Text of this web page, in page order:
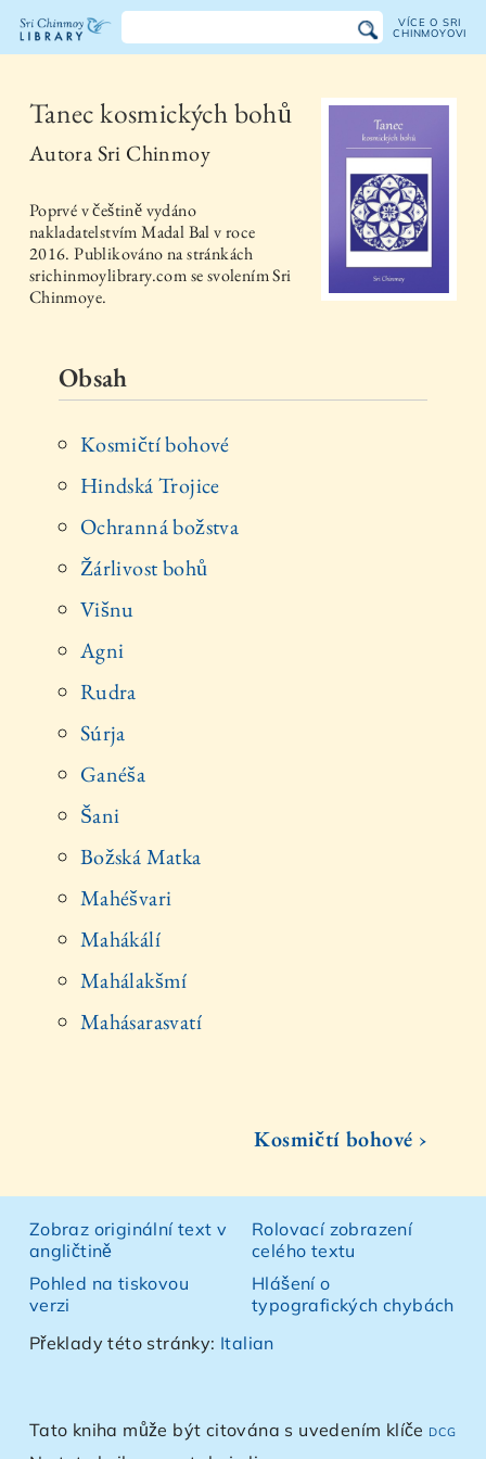
Knihovna
Sri
Chinmoye
VÍCE O SRI
CHINMOYOVI
Tanec kosmických bohů
AutoraSri Chinmoy
Poprvé v češtině vydáno
nakladatelstvímMadal Balv roce
2016. Publikováno na stránkách
srichinmoylibrary.com se svolením Sri
Chinmoye.
Obsah
Kosmičtí bohové
Hindská Trojice
Ochranná božstva
Žárlivost bohů
Višnu
Agni
Rudra
Súrja
Ganéša
Šani
Božská Matka
Mahéšvari
Mahákálí
Mahálakšmí
Mahásarasvatí
Kosmičtí bohové ›
Zobraz originální text v
angličtině
Pohled na tiskovou
verzi
Rolovací zobrazení
celého textu
Hlášení o
typografických chybách
Překlady této stránky: Italian
Tato kniha může být citována s uvedením klíče dcg